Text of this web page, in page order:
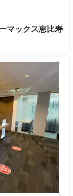
マックス恵比寿